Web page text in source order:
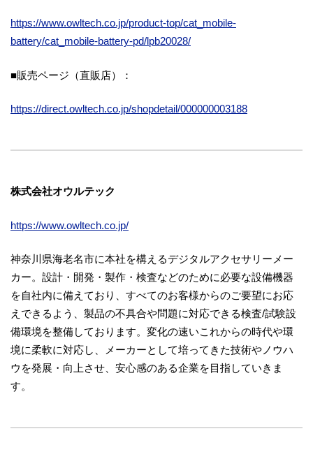
https://www.owltech.co.jp/product-top/cat_mobile-
battery/cat_mobile-battery-pd/lpb20028/
■販売ページ（直販店）：
https://direct.owltech.co.jp/shopdetail/000000003188
株式会社オウルテック
https://www.owltech.co.jp/
神奈川県海老名市に本社を構えるデジタルアクセサリーメー
カー。設計・開発・製作・検査などのために必要な設備機器
を自社内に備えており、すべてのお客様からのご要望にお応
えできるよう、製品の不具合や問題に対応できる検査/試験設
備環境を整備しております。変化の速いこれからの時代や環
境に柔軟に対応し、メーカーとして培ってきた技術やノウハ
ウを発展・向上させ、安心感のある企業を目指していきま
す。